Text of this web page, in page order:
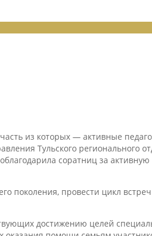
из которых — активные
Тульского регионального
соратниц за активную
поколения, провести цикл
достижению целей